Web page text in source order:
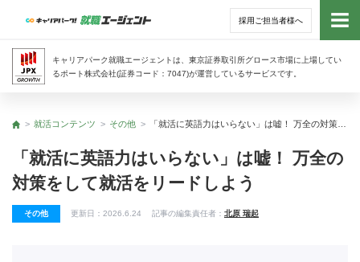
採用ご担当者様へ
キャリアパーク就職エージェントは、東京証券取引所グロース市場に上場してい
るポート株式会社(証券コード：7047)が運営しているサービスです。
トッ
トップ
就活コンテンツ その他
「就活に英語力はいらない」は嘘！ 万全の
対策をして就活をリードしよう
その他 更新日： 2026.6.24 記事の編集責任者： 北原 瑞起